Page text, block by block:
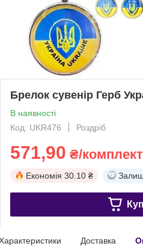
Брелок сувенір Герб
В наявності
Код: UKR476
Роздріб
571,90 ₴/комплект
Економія 30.10 ₴
Доставка